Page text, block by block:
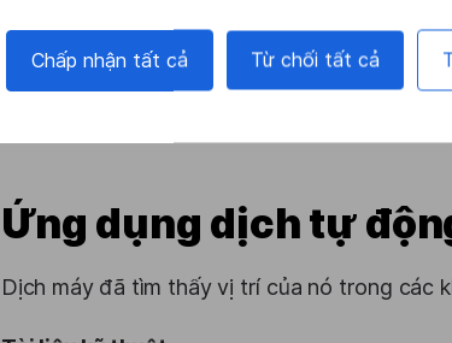
Chấp nhận tất cả Từ chối tất cả
Các đại gia sản xuất tích cực sử dụng dịch
giữa các nhóm trên khắp thế giới. Điều này
Ứng dụng dịch tự
Dịch máy đã tìm thấy vị trí của nó trong các